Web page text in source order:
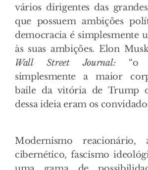
vários dirigentes das
que possuem ambições
democracia é simplesmente
às suas ambições. Elon
Wall Street Journal: “o
simplesmente a maior
baile da vitória de Trump
dessa ideia eram os
Modernismo reacionário,
cibernético, fascismo